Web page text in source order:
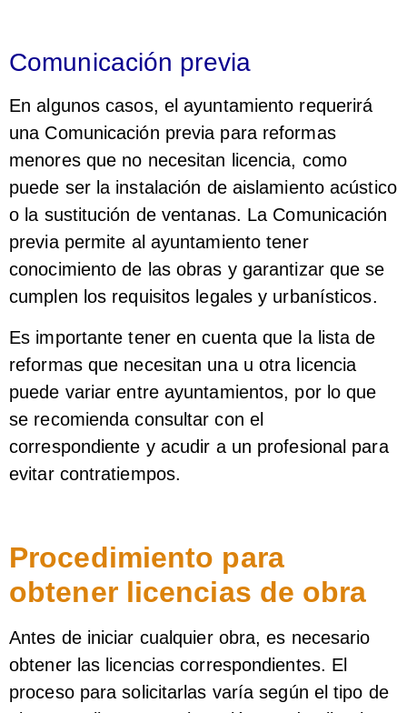
Comunicación previa
En algunos casos, el ayuntamiento requerirá
una Comunicación previa para reformas
menores que no necesitan licencia, como
puede ser la instalación de aislamiento acústico
o la sustitución de ventanas. La Comunicación
previa permite al ayuntamiento tener
conocimiento de las obras y garantizar que se
cumplen los requisitos legales y urbanísticos.
Es importante tener en cuenta que la lista de
reformas que necesitan una u otra licencia
puede variar entre ayuntamientos, por lo que
se recomienda consultar con el
correspondiente y acudir a un profesional para
evitar contratiempos.
Procedimiento para
obtener licencias de obra
Antes de iniciar cualquier obra, es necesario
obtener las licencias correspondientes. El
proceso para solicitarlas varía según el tipo de